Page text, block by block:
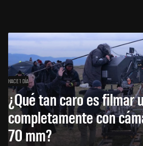
HACE 1 DÍA
¿Qué tan caro es filmar
completamente con
70 mm?